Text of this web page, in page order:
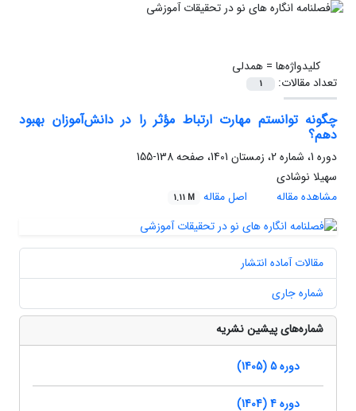
کلیدواژه‌ها =همدلی
تعداد مقالات:
1
چگونه توانستم مهارت ارتباط مؤثر را در دانش‌آموزان بهبود
دهم؟
دوره 1، شماره 2، زمستان 1401، صفحه
138-155
سهیلا نوشادی
مشاهده مقاله
اصل مقاله 1.11 M
مقالات آماده انتشار
شماره جاری
شماره‌های پیشین نشریه
دوره 5 (1405)
دوره 4 (1404)